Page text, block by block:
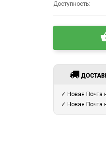
Доступность:
✓ Новая Почта
✓ Новая Почта